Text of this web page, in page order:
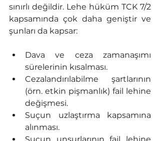
sınırlı değildir. Lehe hüküm TCK 7/2
kapsamında çok daha geniştir ve
şunları da kapsar:
Dava ve ceza zamanaşımı
sürelerinin kısalması.
Cezalandırılabilme şartlarının
(örn. etkin pişmanlık) fail lehine
değişmesi.
Suçun uzlaştırma kapsamına
alınması.